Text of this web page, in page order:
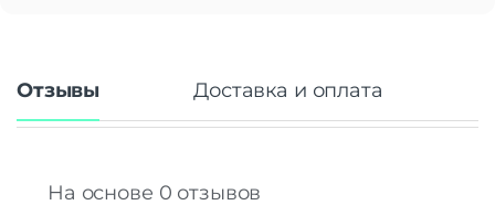
Отзывы Доставка и оплата
На основе 0 отзывов